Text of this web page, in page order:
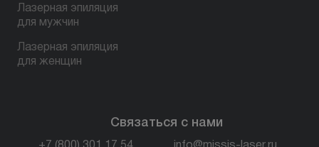
Лазерная эпиляция
для мужчин
Лазерная эпиляция
для женщин
Связаться с нами